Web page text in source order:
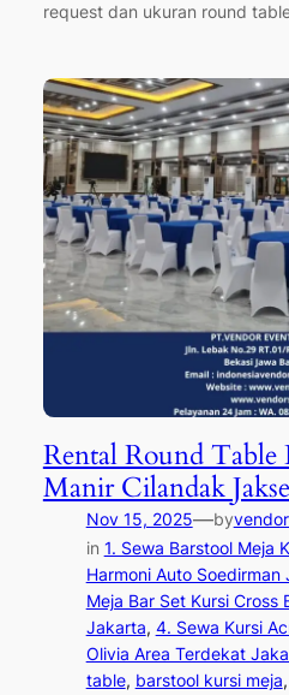
request dan ukuran round
Rental Round
Manir Cilandak
Nov 15, 2025—by
in 1. Sewa Barstool Meja
Harmoni Auto Soedirman
Meja Bar Set Kursi Cross
Jakarta, 4. Sewa Kursi
Olivia Area Terdekat
table, barstool kursi meja,